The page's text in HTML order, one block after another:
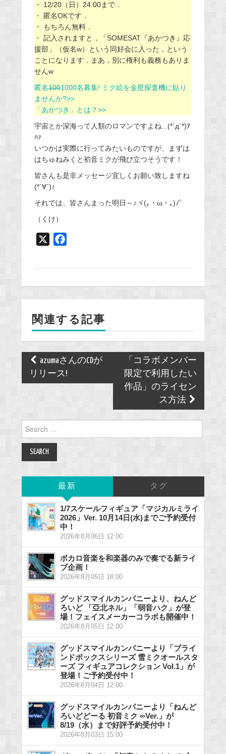
・ 12/20（日）24:00まで．
・ 匿名OKです．
・ もちろん無料．
・ 記入されますと，「SOMESAT『あかつき』応
援部」（仮名w）という同好会に入った，という
ことになります．まあ，別に権利も義務もありま
せんw
匿名1001000名募集! ミク絵を金星探査機に貼り
ませんか?>>
「あかつき」とは？>>
宇宙とか深海って人類のロマンですよね...(*´д`*)ｱ
ﾊｧ
いつかは実際に行ってみたいものですが、まずは
はちゅねみくと初音ミクが飛び立つそうです！
皆さんも是非メッセージ宜しくお願い致しますね
(*´∀`)♪
それでは、皆さんまった明日～♪ヾ(｡・ω・｡)ﾉﾞ
（くけ）
o
k
関連する記事
Post
navigation
azumaさんのCDが
リリース!
「コラボメンバー
限定で利用したい
作品」のライセン
ス方法
Search
for:
最新 タグ
1/7スケールフィギュア「マジカルミライ
2026」Ver. 10月14日(水)までご予約受付
中！
2026年8月06日 12:00
ボカロ音楽を和楽器のみで奏でる新ライ
ブ企画！
2026年8月05日 18:00
グッドスマイルカンパニーより、ねんど
ろいど 「亞北ネル」「弱音ハク」が登
場！フェイスメーカーコラボも開催中！
2026年8月05日 12:00
グッドスマイルカンパニーより「ブライ
ンドボックスシリーズ 雪ミクオールスタ
ーズ フィギュアコレクション Vol.1」が
登場！ご予約受付中！
2026年8月04日 12:00
グッドスマイルカンパニーより「ねんど
ろいどどーる 初音ミク ∞Ver.」が
8/19（水）まで好評予約受付中！
2026年8月03日 15:00